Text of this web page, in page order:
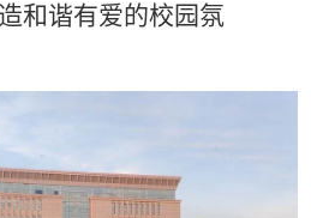
和谐有爱的校园氛